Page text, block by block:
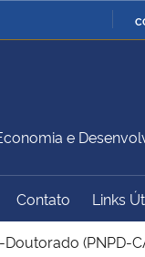
Ministério da Defesa
Ministério do
Desenvolvimento
e
Contato Links
(PNPD-